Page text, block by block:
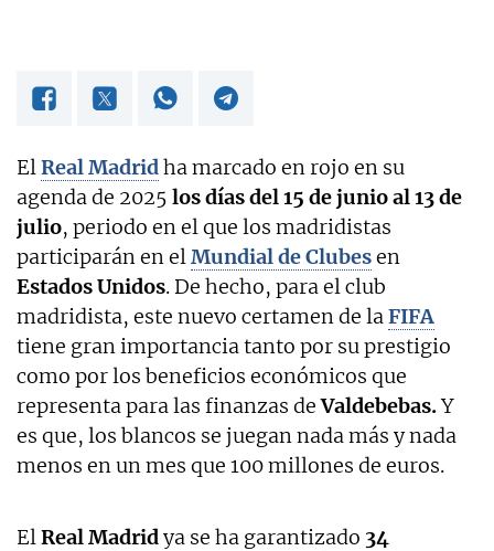
ElReal Madridha marcado en rojo en su
agenda de 2025 los días del 15 de junio al 13 de
julio, periodo en el que los madridistas
participarán en elMundial de Clubesen
Estados Unidos. De hecho, para el club
madridista, este nuevo certamen de laFIFA
tiene gran importancia tanto por su prestigio
como por los beneficios económicos que
representa para las finanzas deValdebebas.Y
es que, los blancos se juegan nada más y nada
menos en un mes que 100 millones de euros.
ElReal Madridya se ha garantizado 34